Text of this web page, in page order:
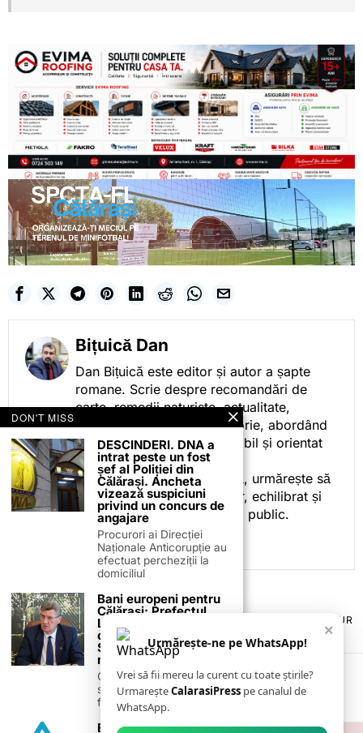
Bițuică Dan
Dan Bițuică este editor și autor a șapte
romane. Scrie despre recomandări de
carte, remedii naturiste, actualitate,
cotidian politic, sport și istorie, abordând
subiectele într-un stil accesibil și orientat
spre informare.
Prin activitatea sa editorială, urmărește să
ofere cititorilor conținut clar, echilibrat și
relevant, adaptat interesului public.
TERMENI ȘI CONDIȚII
POLITICA DE ANULARE & RETUR
PUBLICITATE ONLINE & TIPĂRITĂ
CONTACT
ZIARUL ANUNȚUL CĂLĂRĂȘEAN
×
Urmărește-ne pe WhatsApp!
Vrei să fii mereu la curent cu toate știrile?
UrmareșteCalarasiPress pe canalul de
WhatsApp.
DON'T MISS
DESCINDERI. DNA a
intrat peste un fost
șef al Poliției din
Călărași. Ancheta
vizează suspiciuni
privind un concurs de
angajare
Procurori ai Direcției
Naționale Anticorupție au
efectuat percheziții la
domiciliul
Bani europeni pentru
Călărași: Prefectul
Laurențiu State anunță
colaborarea cu ADR
Sud-Muntenia pentru
noi finanțări
Călărașul se pregătește
să intre pe harta
finanțărilor europene, cu
Ecoaqua Călărași